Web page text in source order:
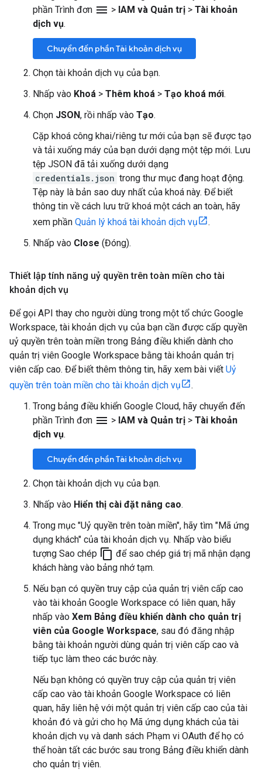
phần Trình đơn menu > IAM và Quản trị > Tài khoản
dịch vụ.
Chuyển đến phần Tài khoản dịch vụ
Chọn tài khoản dịch vụ của bạn.
Nhấp vào Khoá > Thêm khoá > Tạo khoá mới.
Chọn JSON, rồi nhấp vào Tạo.
Cặp khoá công khai/riêng tư mới của bạn sẽ được tạo
và tải xuống máy của bạn dưới dạng một tệp mới. Lưu
tệp JSON đã tải xuống dưới dạng
credentials.json trong thư mục đang hoạt động.
Tệp này là bản sao duy nhất của khoá này. Để biết
thông tin về cách lưu trữ khoá một cách an toàn, hãy
xem phần Quản lý khoá tài khoản dịch vụ
.
Nhấp vào Close (Đóng).
Thiết lập tính năng uỷ quyền trên toàn miền cho tài
khoản dịch vụ
Để gọi API thay cho người dùng trong một tổ chức Google
Workspace, tài khoản dịch vụ của bạn cần được cấp quyền
uỷ quyền trên toàn miền trong Bảng điều khiển dành cho
quản trị viên Google Workspace bằng tài khoản quản trị
viên cấp cao. Để biết thêm thông tin, hãy xem bài viết Uỷ
quyền trên toàn miền cho tài khoản dịch vụ
.
Trong bảng điều khiển Google Cloud, hãy chuyển đến
phần Trình đơn menu > IAM và Quản trị > Tài khoản
dịch vụ.
Chuyển đến phần Tài khoản dịch vụ
Chọn tài khoản dịch vụ của bạn.
Nhấp vào Hiển thị cài đặt nâng cao.
Trong mục "Uỷ quyền trên toàn miền", hãy tìm "Mã ứng
dụng khách" của tài khoản dịch vụ. Nhấp vào biểu
tượng Sao chép content_copy để sao chép giá trị mã nhận dạng
khách hàng vào bảng nhớ tạm.
Nếu bạn có quyền truy cập của quản trị viên cấp cao
vào tài khoản Google Workspace có liên quan, hãy
nhấp vào Xem Bảng điều khiển dành cho quản trị
viên của Google Workspace, sau đó đăng nhập
bằng tài khoản người dùng quản trị viên cấp cao và
tiếp tục làm theo các bước này.
Nếu bạn không có quyền truy cập của quản trị viên
cấp cao vào tài khoản Google Workspace có liên
quan, hãy liên hệ với một quản trị viên cấp cao của tài
khoản đó và gửi cho họ Mã ứng dụng khách của tài
khoản dịch vụ và danh sách Phạm vi OAuth để họ có
thể hoàn tất các bước sau trong Bảng điều khiển dành
cho quản trị viên.